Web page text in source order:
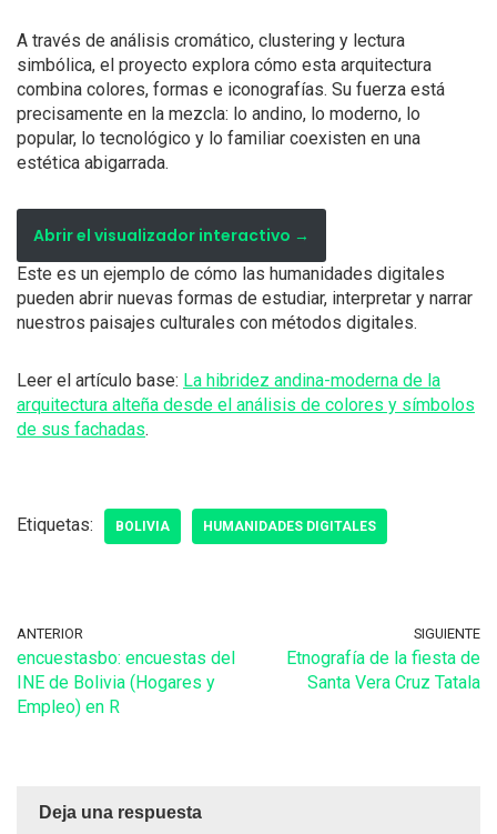
A través de análisis cromático, clustering y lectura
simbólica, el proyecto explora cómo esta arquitectura
combina colores, formas e iconografías. Su fuerza está
precisamente en la mezcla: lo andino, lo moderno, lo
popular, lo tecnológico y lo familiar coexisten en una
estética abigarrada.
Abrir el visualizador interactivo →
Este es un ejemplo de cómo las humanidades digitales
pueden abrir nuevas formas de estudiar, interpretar y narrar
nuestros paisajes culturales con métodos digitales.
Leer el artículo base: La hibridez andina-moderna de la
arquitectura alteña desde el análisis de colores y símbolos
de sus fachadas.
Etiquetas: BOLIVIA HUMANIDADES DIGITALES
ANTERIOR
encuestasbo: encuestas del
INE de Bolivia (Hogares y
Empleo) en R
SIGUIENTE
Etnografía de la fiesta de
Santa Vera Cruz Tatala
Deja una respuesta